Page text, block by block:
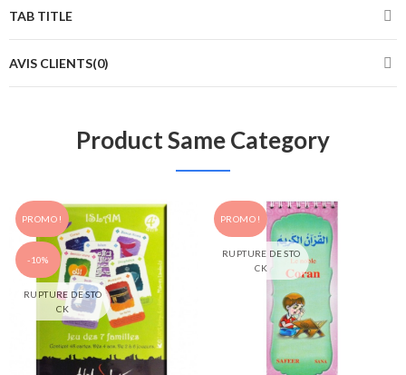
TAB TITLE
AVIS CLIENTS(0)
Product Same Category
PROMO !
-10%
RUPTURE DE STO
CK
PROMO !
RUPTURE DE STO
CK